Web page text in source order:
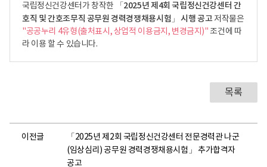
국립정신건강센터가 창작한
「2025년 제4회 국립정신건강센터 간
호직 및 간호조무직 공무원 경력경쟁채용시험」 시행 공고저작물은
"공공누리 4유형(출처표시, 상업적 이용금지, 변경금지)"조건에 따
라 이용 할 수 있습니다.
목록
이전글
「2025년 제2회 국립정신건강센터 전문경력관 나군
(임상심리) 공무원 경력경쟁채용시험」 추가합격자
공고